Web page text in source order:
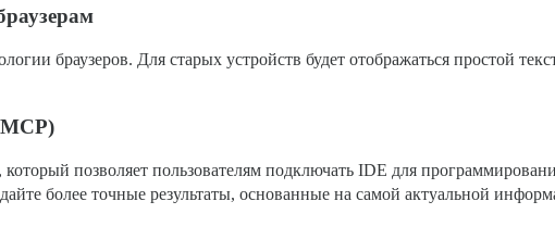
браузеров. Для старых устройств будет отображаться простой
, который позволяет пользователям подключать IDE для
более точные результаты, основанные на самой актуальной